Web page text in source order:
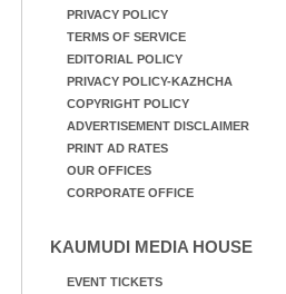
PRIVACY POLICY
TERMS OF SERVICE
EDITORIAL POLICY
PRIVACY POLICY-KAZHCHA
COPYRIGHT POLICY
ADVERTISEMENT DISCLAIMER
PRINT AD RATES
OUR OFFICES
CORPORATE OFFICE
KAUMUDI MEDIA HOUSE
EVENT TICKETS